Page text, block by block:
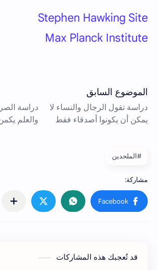
Stephen Hawking Site
Max Planck Institute
#الملحدين
قد تُعجبك هذه المشاركات